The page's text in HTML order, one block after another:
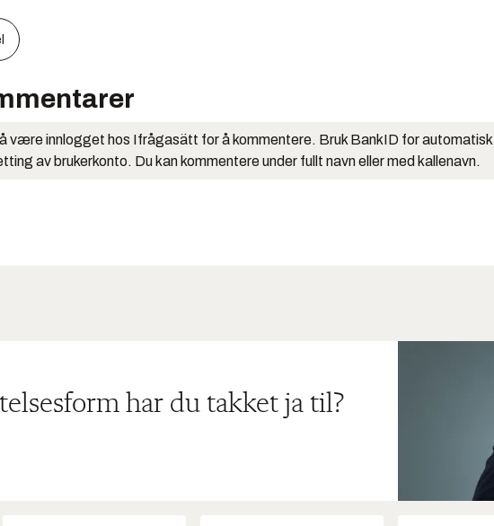
være innlogget hos Ifrågasätt for å kommentere. Bruk BankID for automatisk
av brukerkonto. Du kan kommentere under fullt navn eller med kallenavn.
har du takket ja til?